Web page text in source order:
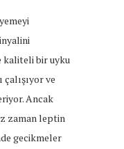
kaliteli bir uyku
çalışıyor ve
Ancak
zaman leptin
gecikmeler